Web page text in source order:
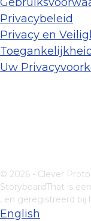
Privacybeleid
Privacy en
Uw
© 2026 - Clever
StoryboardThat is
, en geregistreerd bij
English